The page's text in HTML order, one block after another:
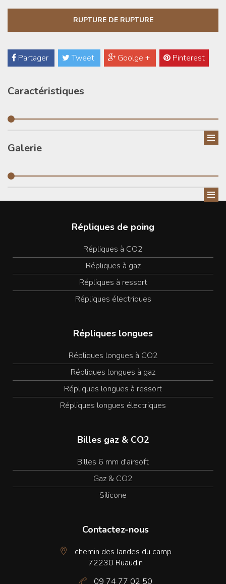
Partager Tweet Goolge + Pinterest
Caractéristiques
Galerie
Répliques de poing
Répliques à CO2
Répliques à gaz
Répliques à ressort
Répliques électriques
Répliques longues
Répliques longues à CO2
Répliques longues à gaz
Répliques longues à ressort
Répliques longues électriques
Billes gaz & CO2
Billes 6 mm d'airsoft
Gaz & CO2
Silicone
Contactez-nous
chemin des landes du camp
72230 Ruaudin
09 74 77 02 50